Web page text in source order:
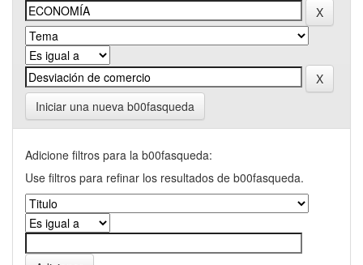
Iniciar una nueva b00fasqueda
Adicione filtros para la b00fasqueda:
Use filtros para refinar los resultados de b00fasqueda.